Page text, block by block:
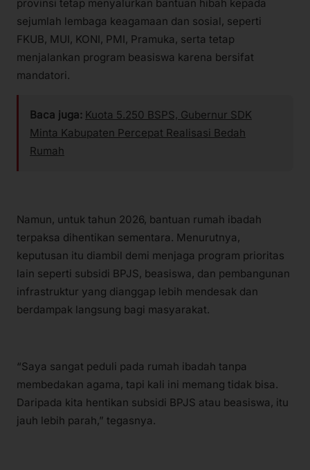
provinsi tetap menyalurkan bantuan hibah kepada
sejumlah lembaga keagamaan dan sosial, seperti
FKUB, MUI, KONI, PMI, Pramuka, serta tetap
menjalankan program beasiswa karena bersifat
mandatori.
Baca juga: Kuota 5.250 BSPS, Gubernur SDK
Minta Kabupaten Percepat Realisasi Bedah
Rumah
Namun, untuk tahun 2026, bantuan rumah ibadah
terpaksa dihentikan sementara. Menurutnya,
keputusan itu diambil demi menjaga program prioritas
lain seperti subsidi BPJS, beasiswa, dan pembangunan
infrastruktur yang dianggap lebih mendesak dan
berdampak langsung bagi masyarakat.
“Saya sangat peduli pada rumah ibadah tanpa
membedakan agama, tapi kali ini memang tidak bisa.
Daripada kita hentikan subsidi BPJS atau beasiswa, itu
jauh lebih parah,” tegasnya.